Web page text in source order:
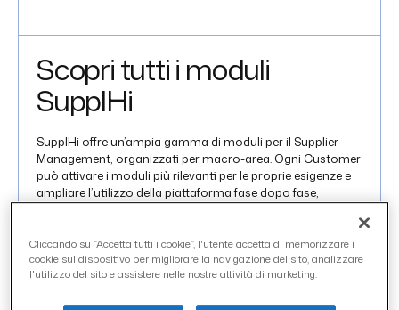
Scopri tutti i moduli
SupplHi
SupplHi offre un’ampia gamma di moduli per il Supplier
Management, organizzati per macro-area. Ogni Customer
può attivare i moduli più rilevanti per le proprie esigenze e
ampliare l’utilizzo della piattaforma fase dopo fase,
seguendo un percorso di adozione progressivo
Cliccando su “Accetta tutti i cookie”, l'utente accetta di memorizzare i
cookie sul dispositivo per migliorare la navigazione del sito, analizzare
l'utilizzo del sito e assistere nelle nostre attività di marketing.